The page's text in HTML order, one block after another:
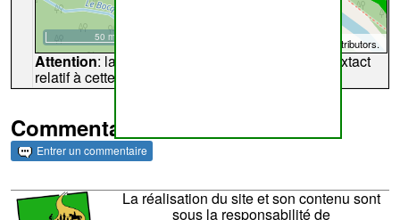
contributors.
50 m
Attention: la carte peut ne pas refléter l'endroit extact
relatif à cette archive
Commentaires et archives
Entrer un commentaire
La réalisation du site et son contenu sont
sous la responsabilité de